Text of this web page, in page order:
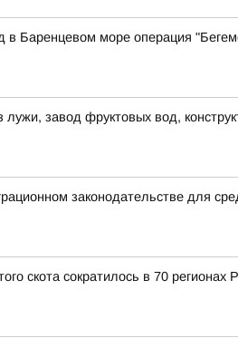
Баренцевом море операция
завод фруктовых вод,
законодательстве для
скота сократилось в 70